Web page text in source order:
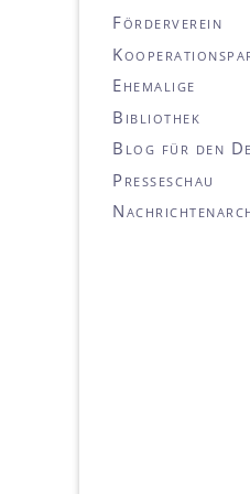
Förderverein
Ehemalige
Bibliothek
Blog für den
Presseschau